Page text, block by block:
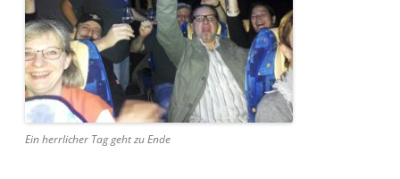
Ein her­rlich­er Tag geht zu Ende